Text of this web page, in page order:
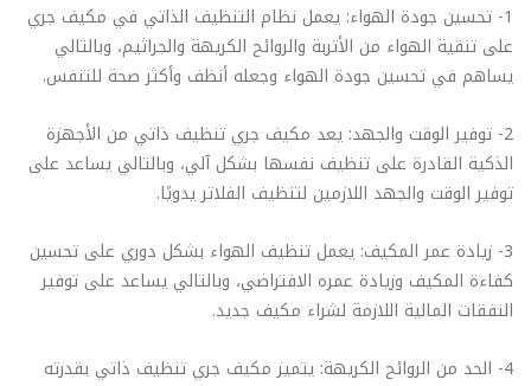
1- تحسين جودة الهواء: يعمل نظام التنظيف الذاتي في مكيف جري
على تنقية الهواء من الأتربة والروائح الكريهة والجراثيم، وبالتالي
يساهم في تحسين جودة الهواء وجعله أنظف وأكثر صحة للتنفس.
2- توفير الوقت والجهد: يعد مكيف جري تنظيف ذاتي من الأجهزة
الذكية القادرة على تنظيف نفسها بشكل آلي، وبالتالي يساعد على
توفير الوقت والجهد اللازمين لتنظيف الفلاتر يدويًا.
3- زيادة عمر المكيف: يعمل تنظيف الهواء بشكل دوري على تحسين
كفاءة المكيف وزيادة عمره الافتراضي، وبالتالي يساعد على توفير
النفقات المالية اللازمة لشراء مكيف جديد.
4- الحد من الروائح الكريهة: يتميز مكيف جري تنظيف ذاتي بقدرته